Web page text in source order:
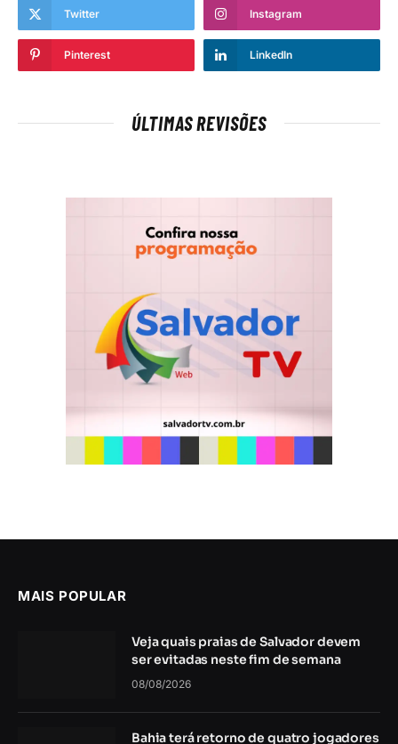
Twitter Instagram
Pinterest LinkedIn
ÚLTIMAS REVISÕES
MAIS POPULAR
Veja quais praias de Salvador devem
ser evitadas neste fim de semana
08/08/2026
Bahia terá retorno de quatro jogadores